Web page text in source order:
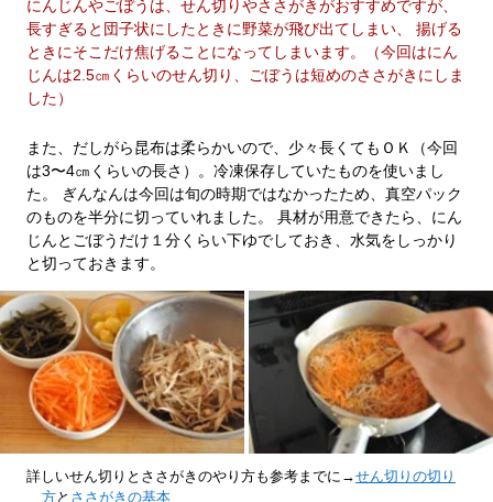
にんじんやごぼうは、せん切りやささがきがおすすめですが、
長すぎると団子状にしたときに野菜が飛び出てしまい、 揚げる
ときにそこだけ焦げることになってしまいます。（今回はにん
じんは2.5㎝くらいのせん切り、ごぼうは短めのささがきにしま
した）
また、だしがら昆布は柔らかいので、少々長くてもＯＫ（今回
は3〜4㎝くらいの長さ）。冷凍保存していたものを使いまし
た。 ぎんなんは今回は旬の時期ではなかったため、真空パック
のものを半分に切っていれました。 具材が用意できたら、にん
じんとごぼうだけ１分くらい下ゆでしておき、水気をしっかり
と切っておきます。
詳しいせん切りとささがきのやり方も参考までに→せん切りの切り
方と ささがきの基本